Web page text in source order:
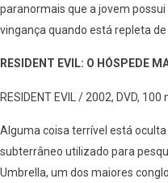
paranormais que a jovem
vingança quando está repleta de
RESIDENT EVIL: O HÓSPEDE
RESIDENT EVIL / 2002, DVD,
Alguma coisa terrível está
subterrâneo utilizado para
Umbrella, um dos maiores